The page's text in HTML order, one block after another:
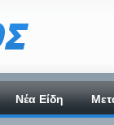
Νέα Είδη